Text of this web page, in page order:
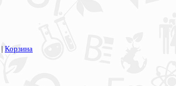
| Корзина